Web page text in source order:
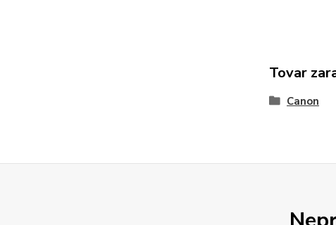
Tovar
Canon